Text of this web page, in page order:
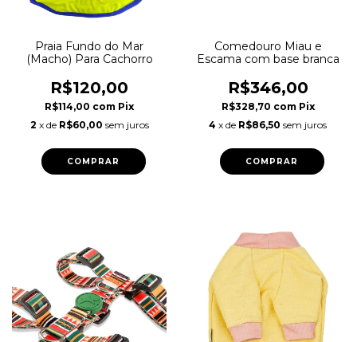
Praia Fundo do Mar
(Macho) Para Cachorro
R$120,00
R$114,00 com Pix
2 x de R$60,00 sem juros
COMPRAR
Comedouro Miau e
Escama com base branca
R$346,00
R$328,70 com Pix
4 x de R$86,50 sem juros